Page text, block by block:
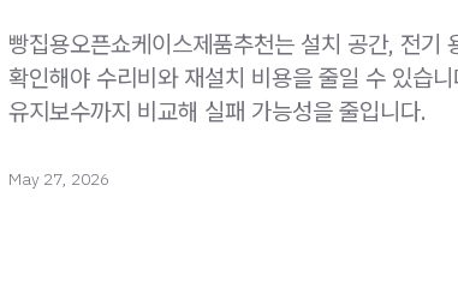
빵집용오픈쇼케이스제품추천는 설치 공간, 전기
확인해야 수리비와 재설치 비용을 줄일 수 있습
유지보수까지 비교해 실패 가능성을 줄입니다.
May 27, 2026